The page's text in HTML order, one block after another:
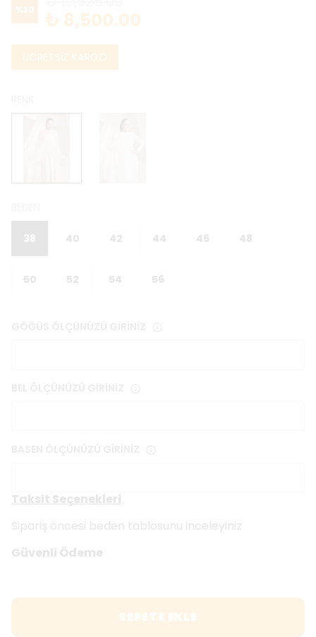
%20 ₺ 8,500.00
ÜCRETSİZ KARGO
38 40 42 44 46 48
50 52 54 56
Taksit Seçenekleri
Sipariş öncesi beden tablosunu inceleyiniz
Güvenli Ödeme
SEPETE EKLE